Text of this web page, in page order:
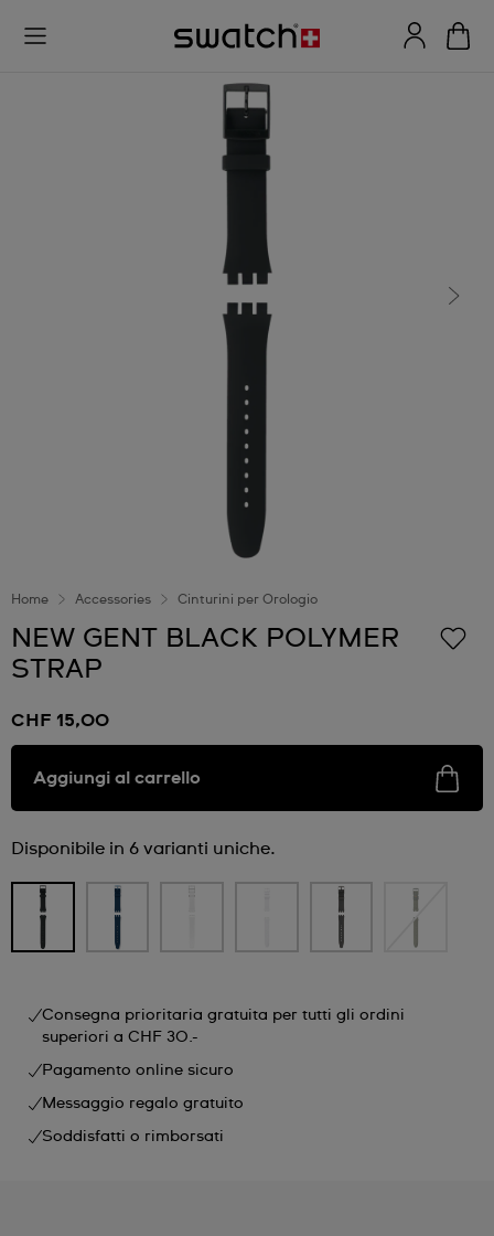
Home Accessories Cinturini per Orologio
NEW GENT BLACK POLYMER
STRAP
CHF 15,00
Aggiungi al carrello
Disponibile in 6 varianti uniche.
Consegna prioritaria gratuita per tutti gli ordini
superiori a CHF 30.-
Pagamento online sicuro
Messaggio regalo gratuito
Soddisfatti o rimborsati